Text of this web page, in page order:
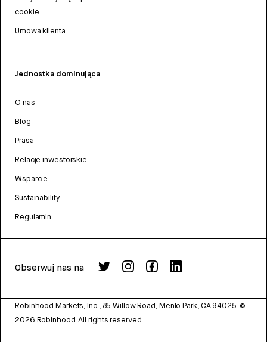
cookie
Umowa klienta
Jednostka dominująca
O nas
Blog
Prasa
Relacje inwestorskie
Wsparcie
Sustainability
Regulamin
Obserwuj nas na
Robinhood Markets, Inc., 85 Willow Road, Menlo Park, CA 94025. ©
2026 Robinhood. All rights reserved.